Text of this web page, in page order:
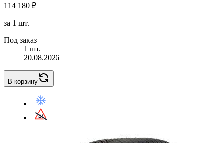
114 180 ₽
за 1 шт.
Под заказ
1 шт.
20.08.2026
В корзину